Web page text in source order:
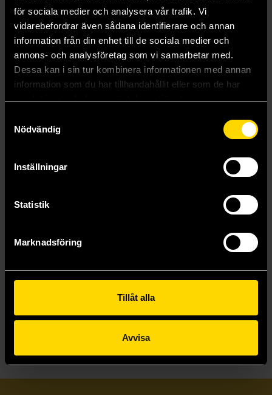
för sociala medier och analysera vår trafik. Vi
vidarebefordrar även sådana identifierare och annan
information från din enhet till de sociala medier och
annons- och analysföretag som vi samarbetar med.
Dessa kan i sin tur kombinera informationen med annan
information som du har tillhandahållit eller som de har
samlat in när du har använt deras tjänster.
Nödvändig
Inställningar
Statistik
Marknadsföring
Tillåt alla
Avvisa
329 kr
Läs mer
The Monsters Know What They're Doing
Beställ
Visa allt